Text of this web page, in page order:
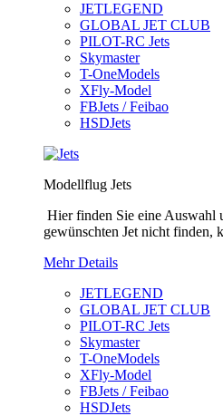
JETLEGEND
GLOBAL JET CLUB
PILOT-RC Jets
Skymaster
T-OneModels
XFly-Model
FBJets / Feibao
HSDJets
Modellflug Jets
Hier finden Sie eine Auswahl
gewünschten Jet nicht finden,
Mehr Details
JETLEGEND
GLOBAL JET CLUB
PILOT-RC Jets
Skymaster
T-OneModels
XFly-Model
FBJets / Feibao
HSDJets